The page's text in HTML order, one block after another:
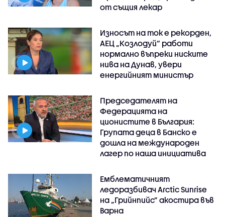
от същия лекар
Износът на ток е рекорден,
АЕЦ „Козлодуй“ работи
нормално въпреки ниските
нива на Дунав, увери
енергийният министър
Председателят на
Федерацията на
ционистите в България:
Групата деца в Банско е
дошла на международен
лагер по наша инициатива
Емблематичният
ледоразбивач Arctic Sunrise
на „Грийнпийс” акостира във
Варна